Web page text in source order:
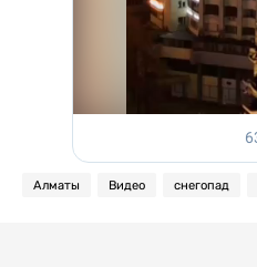
Алматы Видео снегопад